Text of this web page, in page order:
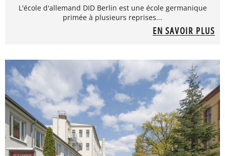
L'école d'allemand DID Berlin est une école germanique
primée à plusieurs reprises...
EN SAVOIR PLUS